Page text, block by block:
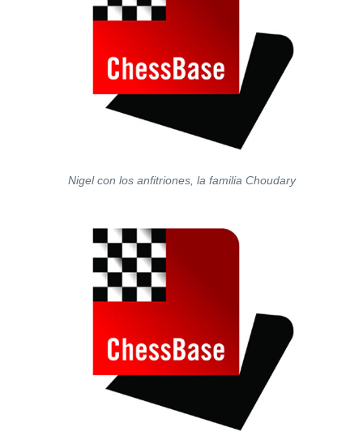
Nigel con los anfitriones, la familia Choudary